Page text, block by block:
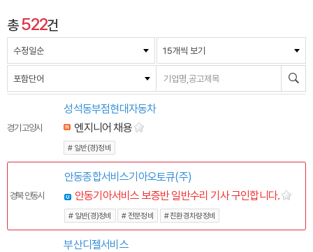
총522건
수정일순 15개씩 보기
포함단어
경기 고양시
성석동부점현대자동차
엔지니어 채용
# 일반(경)정비
경북 안동시
안동종합서비스기아오토큐(주)
안동기아서비스 보증반 일반수리 기사 구인합니다.
# 일반(경)정비 # 전문정비 # 친환경차량정비
부산디젤서비스